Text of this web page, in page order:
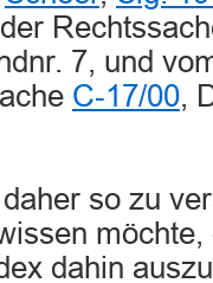
7, und
C‑17/00,
so zu
möchte,
dahin